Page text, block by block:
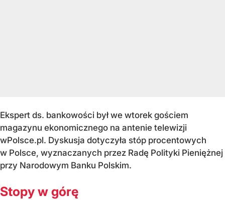
Ekspert ds. bankowości był we wtorek gościem
magazynu ekonomicznego na antenie telewizji
wPolsce.pl. Dyskusja dotyczyła stóp procentowych
w Polsce, wyznaczanych przez Radę Polityki Pieniężnej
przy Narodowym Banku Polskim.
Stopy w górę